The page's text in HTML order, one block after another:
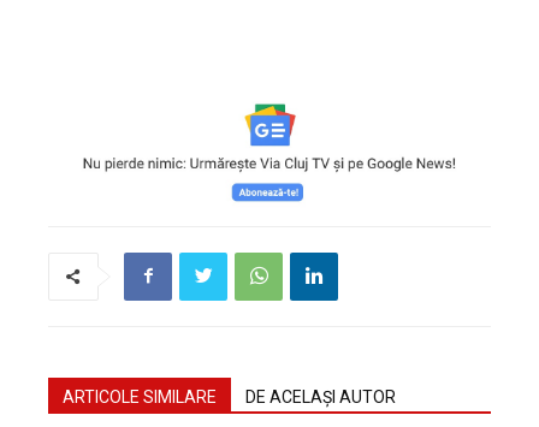
ARTICOLE SIMILARE DE ACELAȘI AUTOR